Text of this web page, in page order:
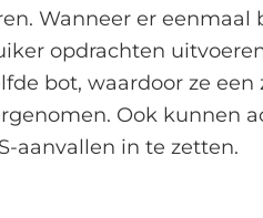
Wanneer er eenmaal
opdrachten
bot, waardoor ze een
Ook kunnen
aanvallen in te zetten.